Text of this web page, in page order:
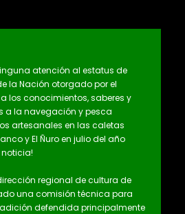
atención al estatus de
la Nación otorgado por el
los conocimientos, saberes y
la navegación y pesca
artesanales en las caletas
y El Ñuro en julio del año
noticia!
regional de cultura de
una comisión técnica para
defendida principalmente